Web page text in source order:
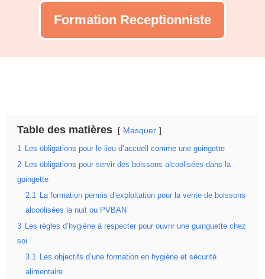
Formation Receptionniste
Table des matières Masquer
1 Les obligations pour le lieu d’accueil comme une guingette
2 Les obligations pour servir des boissons alcoolisées dans la
guingette
2.1 La formation permis d’exploitation pour la vente de boissons
alcoolisées la nuit ou PVBAN
3 Les règles d’hygiène à respecter pour ouvrir une guinguette chez
soi
3.1 Les objectifs d’une formation en hygiène et sécurité
alimentaire